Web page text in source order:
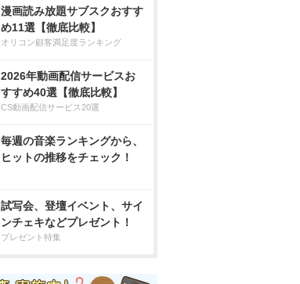
漫画読み放題サブスクおすす
め11選【徹底比較】
オリコン顧客満足度ランキング
2026年動画配信サービスお
すすめ40選【徹底比較】
CS動画配信サービス20選
毎週の音楽ランキングから、
ヒットの推移をチェック！
試写会、登壇イベント、サイ
ンチェキなどプレゼント！
プレゼント特集